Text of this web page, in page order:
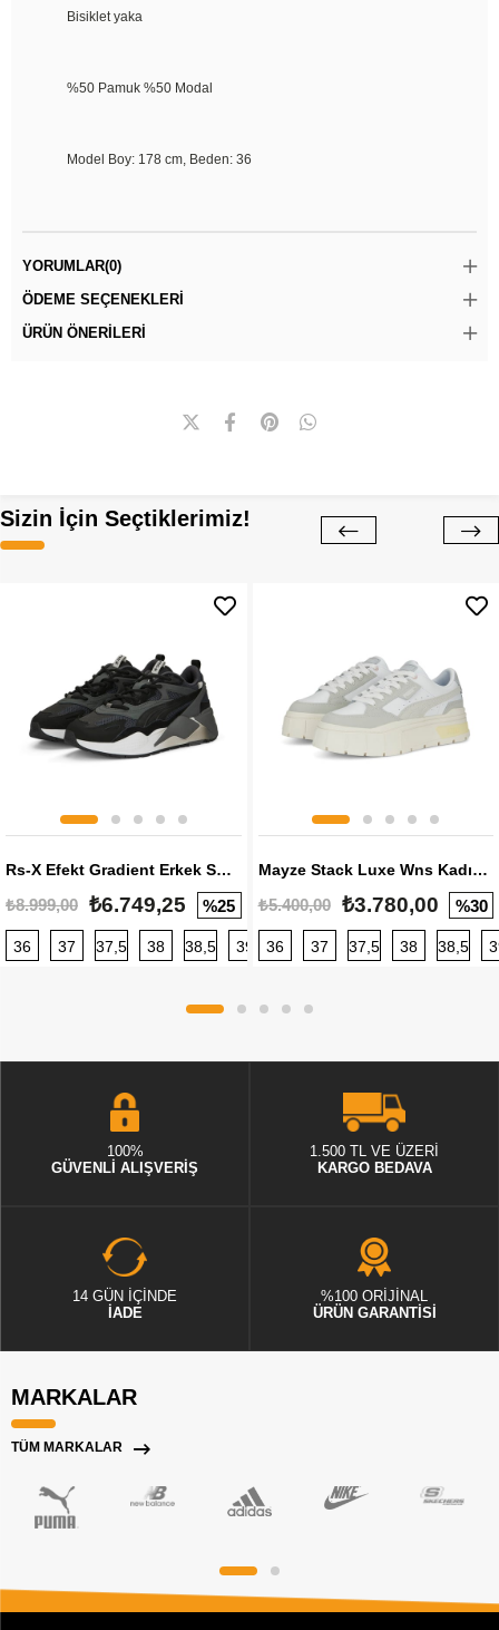
Bisiklet yaka
%50 Pamuk %50 Modal
Model Boy: 178 cm, Beden: 36
YORUMLAR(0)
ÖDEME SEÇENEKLERI
ÜRÜN ÖNERILERI
Sizin İçin Seçtiklerimiz!
Rs-X Efekt Gradient Erkek Sneaker
₺8.999,00 ₺6.749,25 %25
36 37 37,5 38 38,5 39 40 40,5 41 42 42,5
Mayze Stack Luxe Wns Kadın Sneaker
₺5.400,00 ₺3.780,00 %30
36 37 37,5 38 38,5
100%
GÜVENLİ ALIŞVERİŞ
1.500 TL VE ÜZERİ
KARGO BEDAVA
14 GÜN İÇİNDE
İADE
%100 ORİJİNAL
ÜRÜN GARANTİSİ
MARKALAR
TÜM MARKALAR